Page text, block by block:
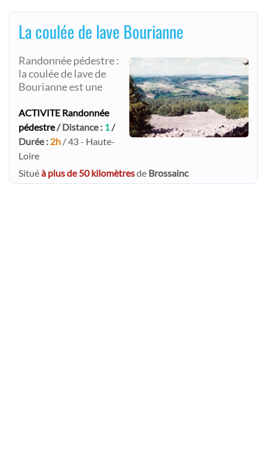
La coulée de lave Bourianne
Randonnée pédestre :
la coulée de lave de
Bourianne est une
ACTIVITE Randonnée
pédestre/ Distance : 1/
Durée : 2h / 43 - Haute-
Loire
Situéà plus de 50 kilomètresde Brossainc